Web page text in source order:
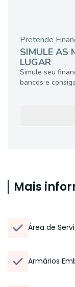
Pretende
SIMULE AS
LUGAR
Simule seu
bancos e
Mais
Área de
Armários